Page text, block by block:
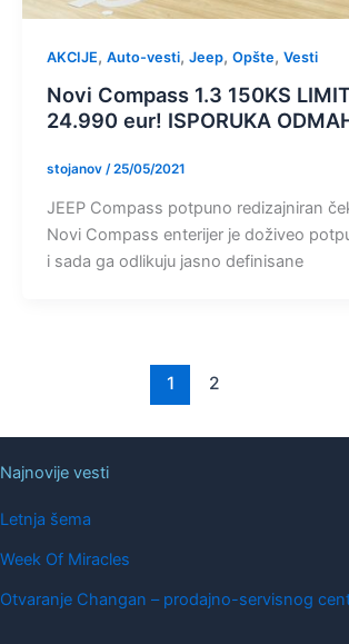
AKCIJE, Auto-vesti, Jeep, Opšte, Vesti
Novi Compass 1.3 150KS
24.990 eur! ISPORUKA
stojanov /25/05/2021
JEEP Compass potpuno redizajniran
Novi Compass enterijer je doživeo
i sada ga odlikuju jasno definisane
1 2
Najnovije vesti
Letnja šema
Week Of Miracles
Otvaranje Changan – prodajno-servisnog